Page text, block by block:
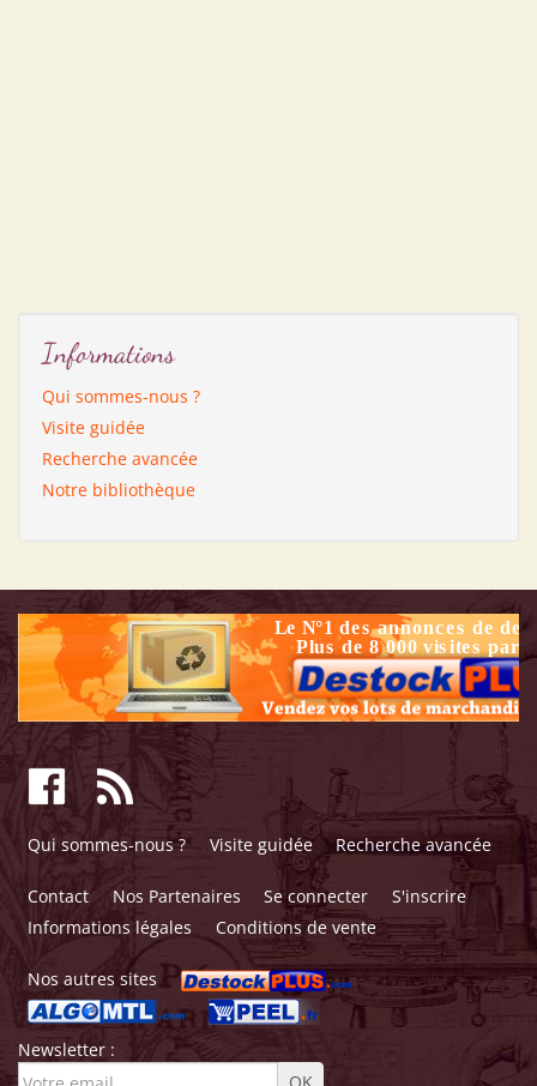
Informations
Qui sommes-nous ?
Visite guidée
Recherche avancée
Notre bibliothèque
Qui sommes-nous ? Visite guidée Recherche avancée
Contact Nos Partenaires Se connecter
S'inscrire
Informations légales
Conditions de vente
Nos autres sites
Newsletter :